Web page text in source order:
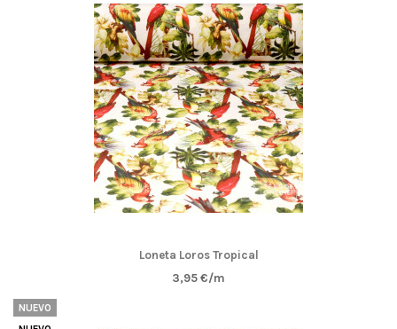
espacios o simplemente deseas añadir un toque único y
personal a tu decoración, en nuestratienda de telas para el
encontrarás todo lo que necesitas.
Loneta Loros Tropical
3,95 €/m
NUEVO